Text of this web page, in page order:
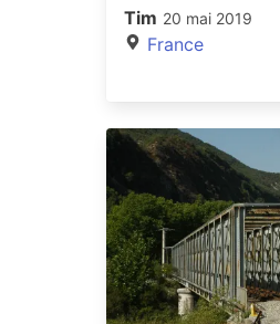
Tim 20 mai 2019
France